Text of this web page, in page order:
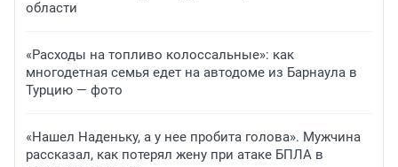
области
«Расходы на топливо колоссальные»: как
многодетная семья едет на автодоме из Барнаула в
Турцию — фото
«Нашел Наденьку, а у нее пробита голова». Мужчина
рассказал, как потерял жену при атаке БПЛА в